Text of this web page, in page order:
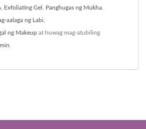
Exfoliating Gel Panghugas ng Mukha
aalaga ng Labi
ng Makeup at huwag mag-atubiling